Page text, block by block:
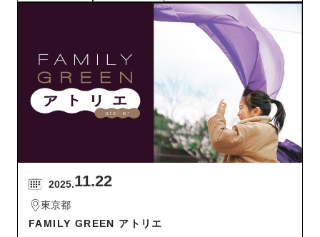
2025.11.22
東京都
FAMILY GREEN アトリエ